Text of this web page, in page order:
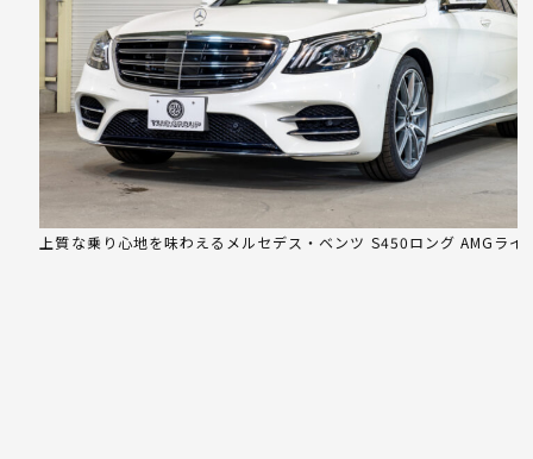
上質な乗り心地を味わえるメルセデス・ベンツ S450ロング AMGライ